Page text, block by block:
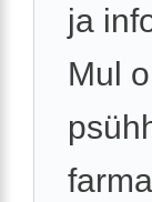
ja
Mul